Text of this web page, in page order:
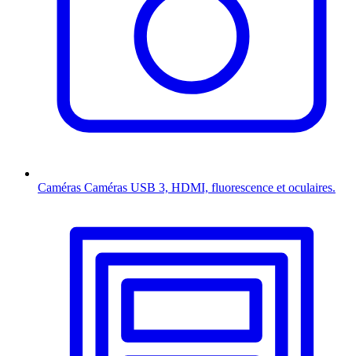
Caméras Caméras USB 3, HDMI, fluorescence et oculaires.